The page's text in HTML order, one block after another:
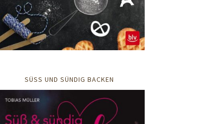
SÜSS UND SÜNDIG BACKEN